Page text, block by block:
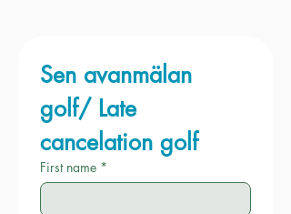
Sen avanmälan
golf/ Late
cancelation golf
First name *